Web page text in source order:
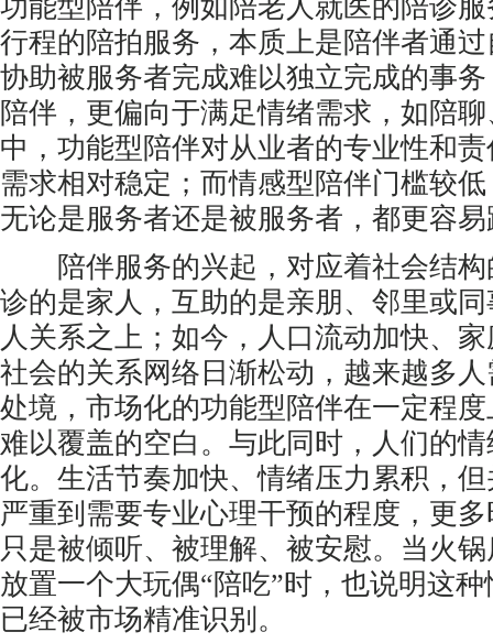
功能型陪伴，例如陪老人就医的陪诊
行程的陪拍服务，本质上是陪伴者通
协助被服务者完成难以独立完成的事
陪伴，更偏向于满足情绪需求，如陪
中，功能型陪伴对从业者的专业性和
需求相对稳定；而情感型陪伴门槛较
无论是服务者还是被服务者，都更容
陪伴服务的兴起，对应着社会结构
诊的是家人，互助的是亲朋、邻里或
人关系之上；如今，人口流动加快、
社会的关系网络日渐松动，越来越多
处境，市场化的功能型陪伴在一定程
难以覆盖的空白。与此同时，人们的
化。生活节奏加快、情绪压力累积，
严重到需要专业心理干预的程度，更
只是被倾听、被理解、被安慰。当火
放置一个大玩偶“陪吃”时，也说明这
已经被市场精准识别。